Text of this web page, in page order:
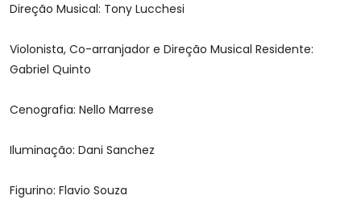
Direção Musical: Tony Lucchesi
Violonista, Co-arranjador e Direção Musical Residente:
Gabriel Quinto
Cenografia: Nello Marrese
Iluminação: Dani Sanchez
Figurino: Flavio Souza